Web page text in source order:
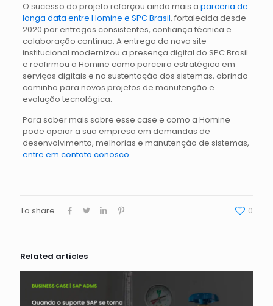
O sucesso do projeto reforçou ainda mais a parceria de
longa data entre Homine e SPC Brasil, fortalecida desde
2020 por entregas consistentes, confiança técnica e
colaboração contínua. A entrega do novo site
institucional modernizou a presença digital do SPC Brasil
e reafirmou a Homine como parceira estratégica em
serviços digitais e na sustentação dos sistemas, abrindo
caminho para novos projetos de manutenção e
evolução tecnológica.
Para saber mais sobre esse case e como a Homine
pode apoiar a sua empresa em demandas de
desenvolvimento, melhorias e manutenção de sistemas,
entre em contato conosco.
To share 0
Related articles